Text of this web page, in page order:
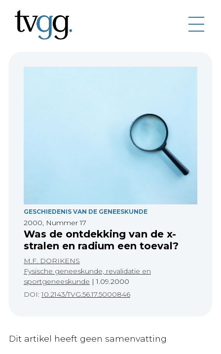
GESCHIEDENIS VAN DE GENEESKUNDE
2000, Nummer 17
Was de ontdekking van de x-
stralen en radium een toeval?
M.F. DORIKENS
Fysische geneeskunde, revalidatie en
sportgeneeskunde |1.09.2000
DOI:10.2143/TVG.56.17.5000846
Dit artikel heeft geen samenvatting